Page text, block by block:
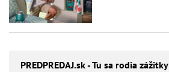
PREDPREDAJ.sk - Tu sa rodia zážitky